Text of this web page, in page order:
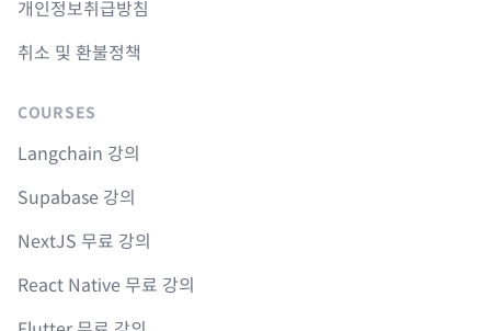
개인정보취급방침
취소 및 환불정책
COURSES
Langchain 강의
Supabase 강의
NextJS 무료 강의
React Native 무료 강의